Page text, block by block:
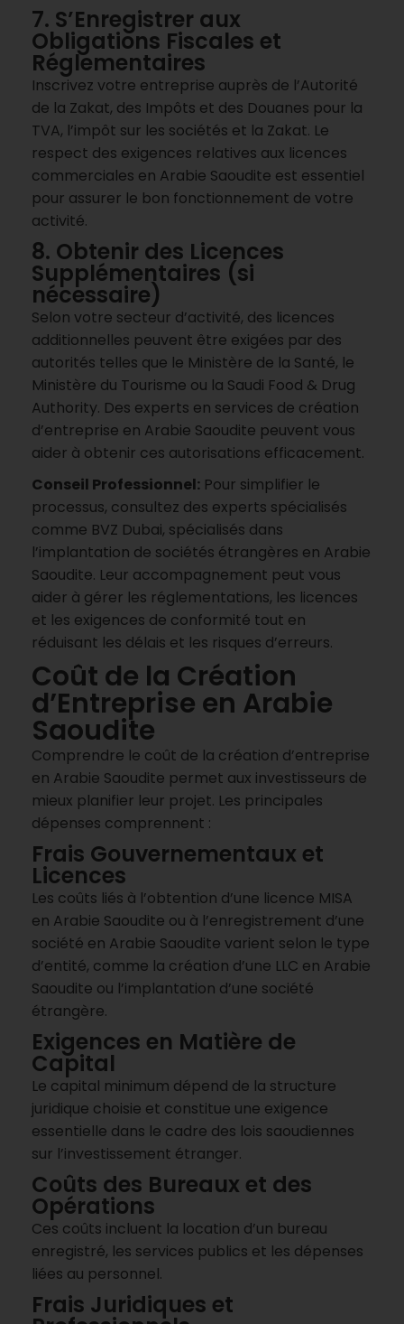
7. S’Enregistrer aux
Obligations Fiscales et
Réglementaires
Inscrivez votre entreprise auprès de l’Autorité
de la Zakat, des Impôts et des Douanes pour la
TVA, l’impôt sur les sociétés et la Zakat. Le
respect des exigences relatives aux licences
commerciales en Arabie Saoudite est essentiel
pour assurer le bon fonctionnement de votre
activité.
8. Obtenir des Licences
Supplémentaires (si
nécessaire)
Selon votre secteur d’activité, des licences
additionnelles peuvent être exigées par des
autorités telles que le Ministère de la Santé, le
Ministère du Tourisme ou la Saudi Food & Drug
Authority. Des experts en services de création
d’entreprise en Arabie Saoudite peuvent vous
aider à obtenir ces autorisations efficacement.
Conseil Professionnel: Pour simplifier le
processus, consultez des experts spécialisés
comme BVZ Dubai, spécialisés dans
l’implantation de sociétés étrangères en Arabie
Saoudite. Leur accompagnement peut vous
aider à gérer les réglementations, les licences
et les exigences de conformité tout en
réduisant les délais et les risques d’erreurs.
Coût de la Création
d’Entreprise en Arabie
Saoudite
Comprendre le coût de la création d’entreprise
en Arabie Saoudite permet aux investisseurs de
mieux planifier leur projet. Les principales
dépenses comprennent :
Frais Gouvernementaux et
Licences
Les coûts liés à l’obtention d’une licence MISA
en Arabie Saoudite ou à l’enregistrement d’une
société en Arabie Saoudite varient selon le type
d’entité, comme la création d’une LLC en Arabie
Saoudite ou l’implantation d’une société
étrangère.
Exigences en Matière de
Capital
Le capital minimum dépend de la structure
juridique choisie et constitue une exigence
essentielle dans le cadre des lois saoudiennes
sur l’investissement étranger.
Coûts des Bureaux et des
Opérations
Ces coûts incluent la location d’un bureau
enregistré, les services publics et les dépenses
liées au personnel.
Frais Juridiques et